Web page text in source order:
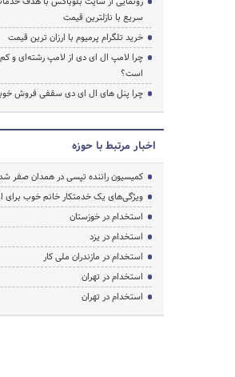
سریع با نازلترین قیمت
خرید تلگرام پرمیوم با ارزان ترین قیمت
چرا لامپ ال ای دی از لامپ رشته‌ای و
است؟
چرا پنل های ال ای دی سقفی فروش
اخبار مرتبط با حوزه
کمیسیون راننده تپسی در همدان صفر
ویژگی‌های یک خدمتکار خانم خوب برای
استخدام در خوزستان
استخدام در یزد
استخدام در مازندران ملی کار
استخدام در تهران
استخدام در تهران